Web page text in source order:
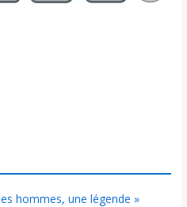
hommes, une légende »